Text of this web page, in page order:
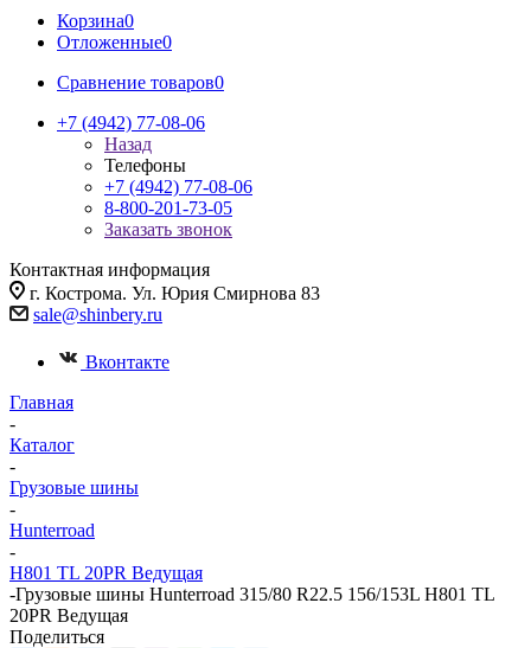
Корзина0
Отложенные0
Сравнение товаров0
+7 (4942) 77-08-06
Назад
Телефоны
+7 (4942) 77-08-06
8-800-201-73-05
Заказать звонок
Контактная информация
г. Кострома. Ул. Юрия Смирнова 83
sale@shinbery.ru
Вконтакте
Главная
-
Каталог
-
Грузовые шины
-
Hunterroad
-
H801 TL 20PR Ведущая
-Грузовые шины Hunterroad 315/80 R22.5 156/153L H801 TL
20PR Ведущая
Поделиться